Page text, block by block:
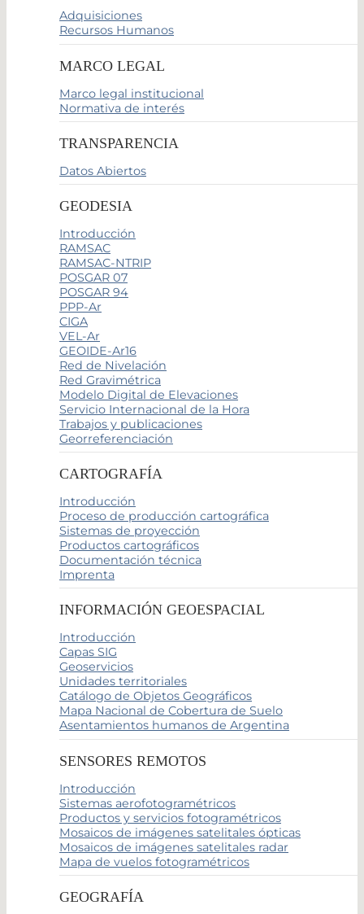
Adquisiciones
Recursos Humanos
MARCO LEGAL
Marco legal institucional
Normativa de interés
TRANSPARENCIA
Datos Abiertos
GEODESIA
Introducción
RAMSAC
RAMSAC-NTRIP
POSGAR 07
POSGAR 94
PPP-Ar
CIGA
VEL-Ar
GEOIDE-Ar16
Red de Nivelación
Red Gravimétrica
Modelo Digital de Elevaciones
Servicio Internacional de la Hora
Trabajos y publicaciones
Georreferenciación
CARTOGRAFÍA
Introducción
Proceso de producción cartográfica
Sistemas de proyección
Productos cartográficos
Documentación técnica
Imprenta
INFORMACIÓN GEOESPACIAL
Introducción
Capas SIG
Geoservicios
Unidades territoriales
Catálogo de Objetos Geográficos
Mapa Nacional de Cobertura de Suelo
Asentamientos humanos de Argentina
SENSORES REMOTOS
Introducción
Sistemas aerofotogramétricos
Productos y servicios fotogramétricos
Mosaicos de imágenes satelitales ópticas
Mosaicos de imágenes satelitales radar
Mapa de vuelos fotogramétricos
GEOGRAFÍA